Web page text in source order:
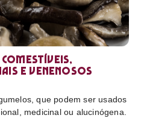
e venenosos
que podem ser usados
medicinal ou alucinógena.